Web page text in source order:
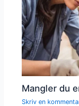
Mangler du
Skriv en